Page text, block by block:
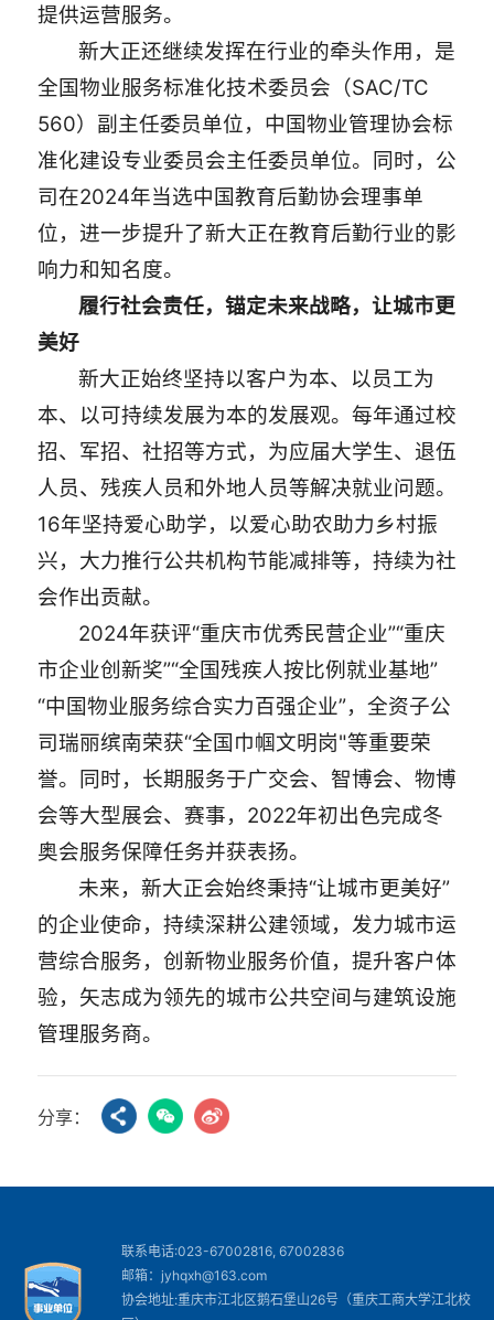
提供运营服务。
新大正还继续发挥在行业的牵头作用，是
全国物业服务标准化技术委员会（SAC/TC
560）副主任委员单位，中国物业管理协会标
准化建设专业委员会主任委员单位。同时，公
司在2024年当选中国教育后勤协会理事单
位，进一步提升了新大正在教育后勤行业的影
响力和知名度。
履行社会责任，锚定未来战略，让城市更
美好
新大正始终坚持以客户为本、以员工为
本、以可持续发展为本的发展观。每年通过校
招、军招、社招等方式，为应届大学生、退伍
人员、残疾人员和外地人员等解决就业问题。
16年坚持爱心助学，以爱心助农助力乡村振
兴，大力推行公共机构节能减排等，持续为社
会作出贡献。
2024年获评“重庆市优秀民营企业”“重庆
市企业创新奖”“全国残疾人按比例就业基地”
“中国物业服务综合实力百强企业”，全资子公
司瑞丽缤南荣获“全国巾帼文明岗"等重要荣
誉。同时，长期服务于广交会、智博会、物博
会等大型展会、赛事，2022年初出色完成冬
奥会服务保障任务并获表扬。
未来，新大正会始终秉持“让城市更美好”
的企业使命，持续深耕公建领域，发力城市运
营综合服务，创新物业服务价值，提升客户体
验，矢志成为领先的城市公共空间与建筑设施
管理服务商。
分享：
联系电话:023-67002816, 67002836
邮箱：jyhqxh@163.com
协会地址:重庆市江北区鹅石堡山26号（重庆工商大学江北校